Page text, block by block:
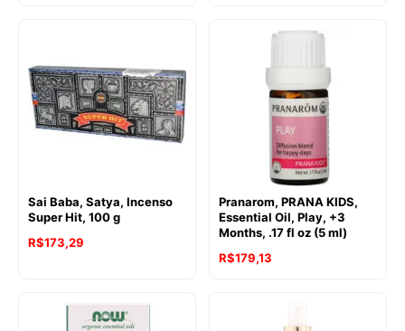
Sai Baba, Satya, Incenso
Super Hit, 100 g
R$173,29
Pranarom, PRANA KIDS,
Essential Oil, Play, +3
Months, .17 fl oz (5 ml)
R$179,13